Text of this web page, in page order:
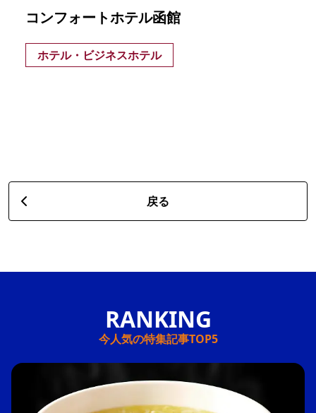
コンフォートホテル函館
ホテル・ビジネスホテル
戻る
今人気の特集記事TOP5